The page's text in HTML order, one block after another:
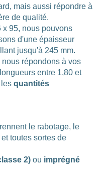
mais aussi répondre à
de qualité.
x 95, nous pouvons
d'une épaisseur
jusqu'à 245 mm.
nous répondons à vos
entre 1,80 et
quantités
le rabotage, le
toutes sortes de
2) ou imprégné